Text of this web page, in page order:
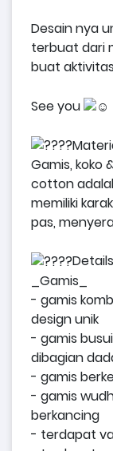
Desain nya
terbuat dari
buat
See you
Gamis, koko
cotton
memiliki
pas,
Details
_Gamis_
- gamis
design unik
- gamis
dibagian
- gamis
- gamis
berkancing
- terdapat